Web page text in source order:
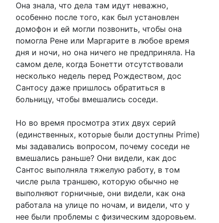
Она знала, что дела там идут неважно,
особенно после того, как был установлен
домофон и ей могли позвонить, чтобы она
помогла Рене или Маргарите в любое время
дня и ночи, но она ничего не предприняла. На
самом деле, когда Бонетти отсутствовали
несколько недель перед Рождеством, дос
Сантосу даже пришлось обратиться в
больницу, чтобы вмешались соседи.
Но во время просмотра этих двух серий
(единственных, которые были доступны Prime)
мы задавались вопросом, почему соседи не
вмешались раньше? Они видели, как дос
Сантос выполняла тяжелую работу, в том
числе рыла траншею, которую обычно не
выполняют горничные, они видели, как она
работала на улице по ночам, и видели, что у
нее были проблемы с физическим здоровьем.